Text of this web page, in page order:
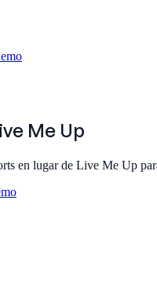
Me Up
en lugar de Live Me Up